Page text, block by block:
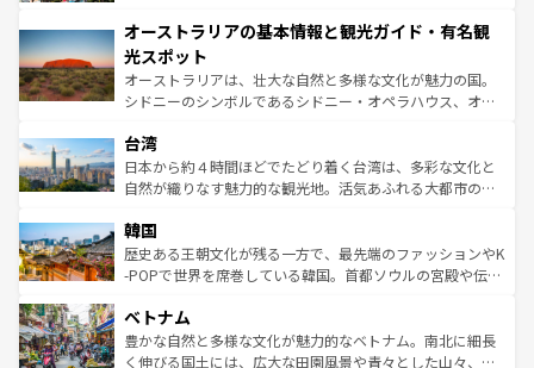
部のニューオーリンズでは、音楽と美食が融合した独特の
文化が魅力。旅行者はアメリカの各地域で異なる魅力を楽
しみながら、その多様性と豊かな歴史を感じることができ
るだろう。車でのロードトリップや列車の旅も、アメリカ
情報は
ワイ島は見逃せない。また、定番の観光地といえばオアフ
島だが、静かな自然を求めるならマウイ島やカウアイ島が
おすすめ。エメラルドグリーンに輝く海をはじめ、豊かな
文化や歴史が息づいている。「アロハスピリット」と呼ば
人々、おいしいローカルフードやハワイアンミュージッ
ク、伝統的なフラダンスなど、すべてがハワイの魅力を彩
っている。訪れるたびに新しい発見と感動が待っているハ
はコンテンツ一覧
オーストラリアの基本情報と観光ガイド・有名観
光スポット
オーストラリアは、壮大な自然と多様な文化が魅力の国。
シドニーのシンボルであるシドニー・オペラハウス、オー
リアリーフや大陸中央部にそびえるウルル（エアーズロッ
ク）、タスマニアの美しい原生林やケアンズの熱帯雨林な
ど、見どころがたくさん。また、カフェやワイン、オージ
いる。アクティビティも充実しており、サーフィンやダイ
ビング、ハイキングなど、アウトドア好きにはたまらな
い。オーストラリアの多彩な魅力を存分に味わいつくそ
参照してほしい。
台湾
日本から約４時間ほどでたどり着く台湾は、多彩な文化と
自然が織りなす魅力的な観光地。活気あふれる大都市の台
ン）、静ひつな山岳地帯である台湾東部など、都市の喧騒
と山間の静けさが共存しており、訪れる人に新しい発見と
驚きをもたらしてくれる。また、奥深い台湾の食文化も魅
容にもいいと評判のスイーツなど、バラエティ豊かな料理
が味わえる。 なお、新着の台湾情報は コンテンツ一覧を参
照してほしい。
韓国
歴史ある王朝文化が残る一方で、最先端のファッションやK
-POPで世界を席巻している韓国。首都ソウルの宮殿や伝統
き、地方に足を延ばせば四季折々の自然美を楽しむことが
できる。そして、キムチや焼肉、絶品のストリートフード
まで、さまざまな韓国料理が待っている。夜には、韓国な
ベトナム
豊かな自然と多様な文化が魅力的なベトナム。南北に細長
く伸びる国土には、広大な田園風景や青々とした山々、世